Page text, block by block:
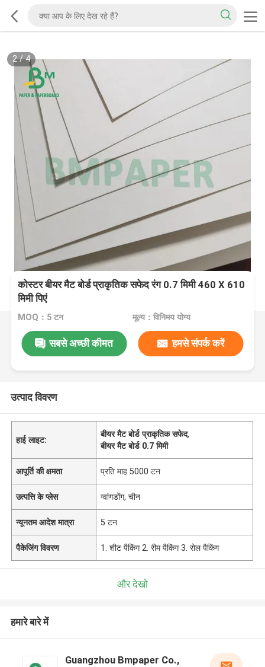
2/4
कोस्टर बीयर मैट बोर्ड प्राकृतिक सफेद रंग 0.7 मिमी 460 X 610
मिमी पिएं
MOQ：5 टन मूल्य：विनिमय योग्य
सबसे अच्छी कीमत हमसे संपर्क करें
उत्पाद विवरण
हाई लाइट:
बीयर मैट बोर्ड प्राकृतिक सफेद,
बीयर मैट बोर्ड 0.7 मिमी
आपूर्ति की क्षमता प्रति माह 5000 टन
उत्पत्ति के प्लेस ग्वांगडोंग, चीन
न्यूनतम आदेश मात्रा 5 टन
पैकेजिंग विवरण 1. शीट पैकिंग 2. रीम पैकिंग 3. रोल पैकिंग
और देखो
हमारे बारे में
Guangzhou Bmpaper Co.,